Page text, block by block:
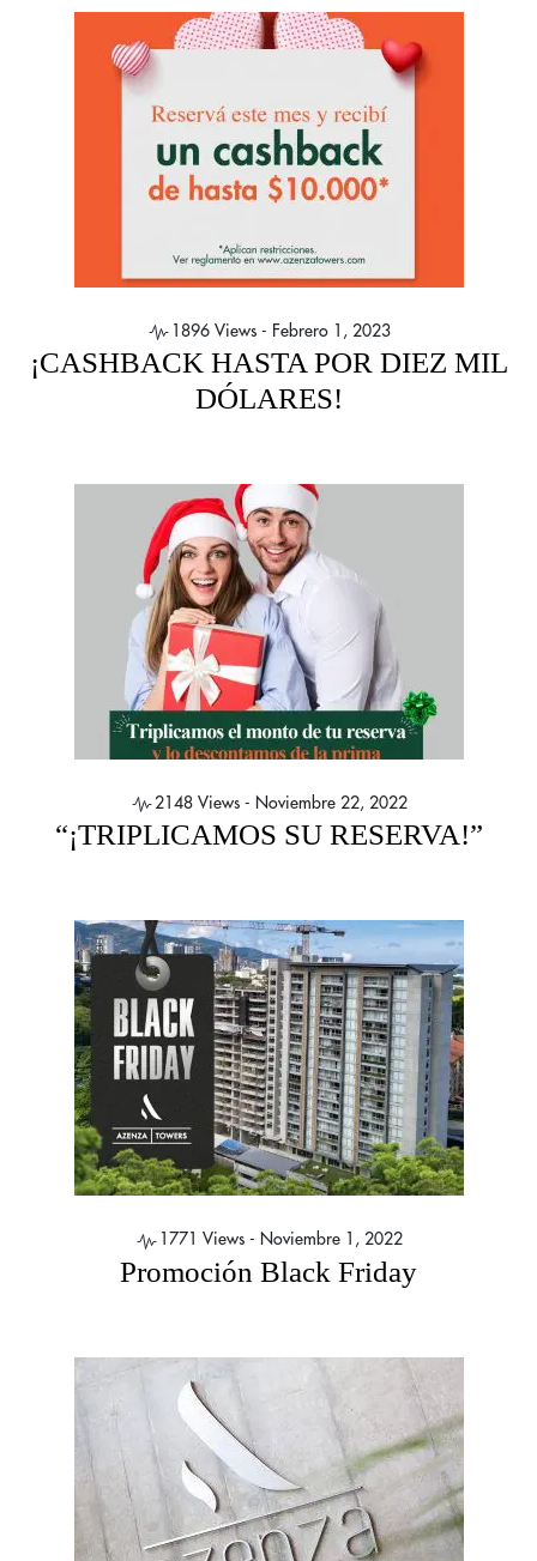
1896 Views - Febrero 1, 2023
¡CASHBACK HASTA POR DIEZ MIL
DÓLARES!
2148 Views - Noviembre 22, 2022
“¡TRIPLICAMOS SU RESERVA!”
1771 Views - Noviembre 1, 2022
Promoción Black Friday